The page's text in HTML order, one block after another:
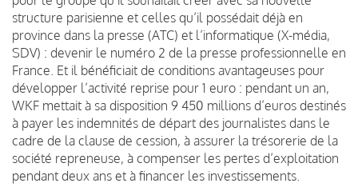
structure parisienne et celles qu’il possédait déjà en
province dans la presse (ATC) et l’informatique (X-média,
SDV) : devenir le numéro 2 de la presse professionnelle en
France. Et il bénéficiait de conditions avantageuses pour
développer l’activité reprise pour 1 euro : pendant un an,
WKF mettait à sa disposition 9 450 millions d’euros destinés
à payer les indemnités de départ des journalistes dans le
cadre de la clause de cession, à assurer la trésorerie de la
société repreneuse, à compenser les pertes d’exploitation
pendant deux ans et à financer les investissements.